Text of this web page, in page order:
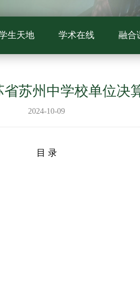
生天地 学术在线 融合
省苏州中学校单位决
2024-10-09
目 录